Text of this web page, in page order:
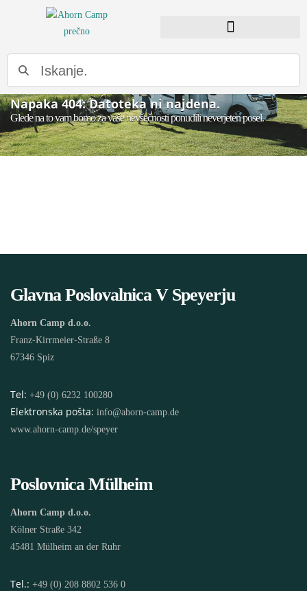
Napaka 404: Datoteka ni najdena.
Glede na to vam bomo za vaše nevšečnosti ponudili neverjeten posel.
Glavna Poslovalnica V Speyerju
Ahorn Camp d.o.o.
Franz-Kirrmeier-Straße 8
67346 Spiz
Tel: +49 (0) 6232 100280
Elektronska pošta: info@ahorn-camp.de
www.ahorn-camp.de/speyer
Poslovnica Mülheim
Ahorn Camp d.o.o.
Kölner Straße 342
45481 Mülheim an der Ruhr
Tel.: +49 (0) 208 8802 536 0